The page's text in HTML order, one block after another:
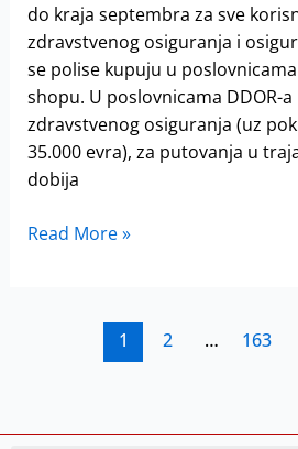
do kraja septembra za sve
zdravstvenog osiguranja i
se polise kupuju u
shopu. U poslovnicama DDOR-
zdravstvenog osiguranja (uz
35.000 evra), za putovanja u
dobija
Read More »
1 2 … 163